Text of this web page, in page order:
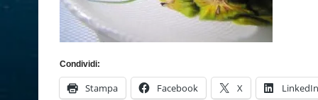
Condividi:
Stampa Facebook X LinkedIn